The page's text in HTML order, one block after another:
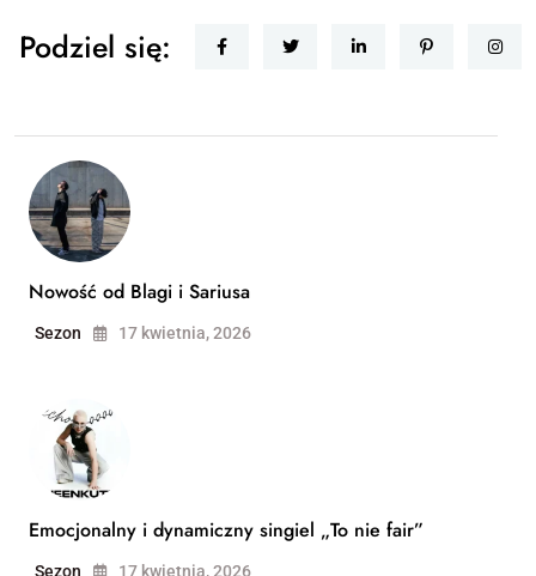
Podziel się:
Nowość od Blagi i Sariusa
Sezon 17 kwietnia, 2026
Emocjonalny i dynamiczny singiel „To nie fair”
Sezon 17 kwietnia, 2026